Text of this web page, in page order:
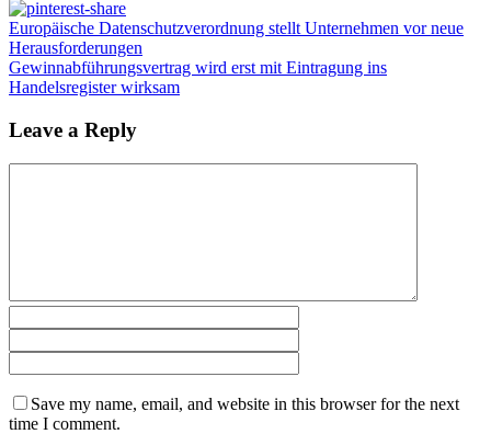
Europäische Datenschutzverordnung stellt Unternehmen vor neue
Herausforderungen
Gewinnabführungsvertrag wird erst mit Eintragung ins
Handelsregister wirksam
Leave a Reply
Save my name, email, and website in this browser for the next
time I comment.